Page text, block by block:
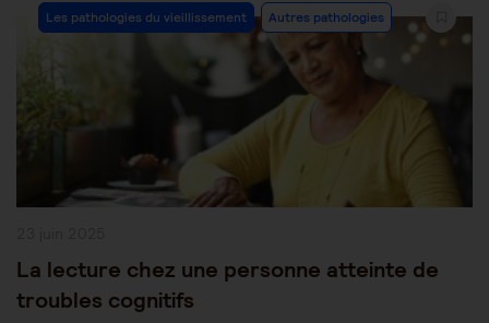
Post
Category:
Les pathologies du vieillissement Autres pathologies
La lecture chez une personne atteinte de
troubles cognitifs